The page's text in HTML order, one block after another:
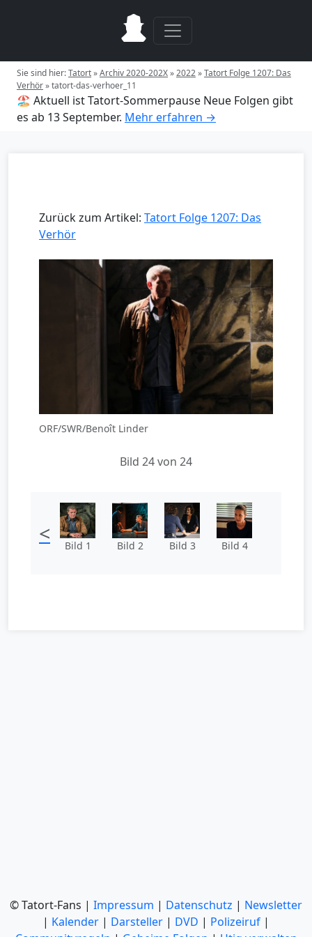
Sie sind hier:Tatort»Archiv 2020-202X»2022»Tatort Folge 1207: Das
Verhör»tatort-das-verhoer_11
🏖️ Aktuell ist Tatort-Sommerpause Neue Folgen gibt
es ab 13 September. Mehr erfahren →
Zurück zum Artikel: Tatort Folge 1207: Das
Verhör
ORF/SWR/Benoît Linder
Bild 24 von 24
< Bild 1 Bild 2 Bild 3 Bild 4
© Tatort-Fans | Impressum | Datenschutz | Newsletter
| Kalender | Darsteller | DVD | Polizeiruf |